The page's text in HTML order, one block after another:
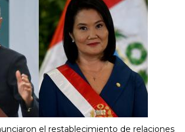
el restablecimiento de relaciones